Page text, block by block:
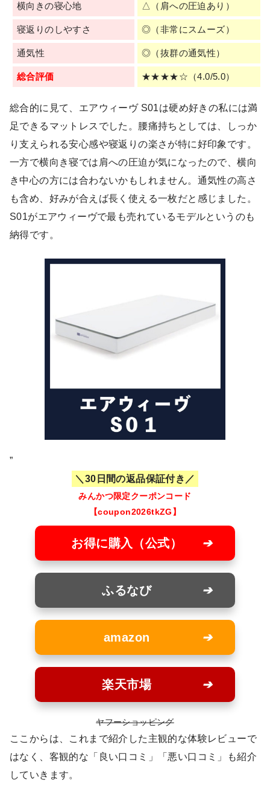
横向きの寝心地 △（肩への圧迫あり）
寝返りのしやすさ ◎（非常にスムーズ）
通気性 ◎（抜群の通気性）
総合評価 ★★★★☆（4.0/5.0）
総合的に見て、エアウィーヴ S01は硬め好きの私には満
足できるマットレスでした。腰痛持ちとしては、しっか
り支えられる安心感や寝返りの楽さが特に好印象です。
一方で横向き寝では肩への圧迫が気になったので、横向
き中心の方には合わないかもしれません。通気性の高さ
も含め、好みが合えば長く使える一枚だと感じました。
S01がエアウィーヴで最も売れているモデルというのも
納得です。
”
30日間の返品保証付き
みんかつ限定クーポンコード
【coupon2026tkZG】
お得に購入（公式）
ふるなび
amazon
楽天市場
ヤフーショッピング
ここからは、これまで紹介した主観的な体験レビューで
はなく、客観的な「良い口コミ」「悪い口コミ」も紹介
していきます。